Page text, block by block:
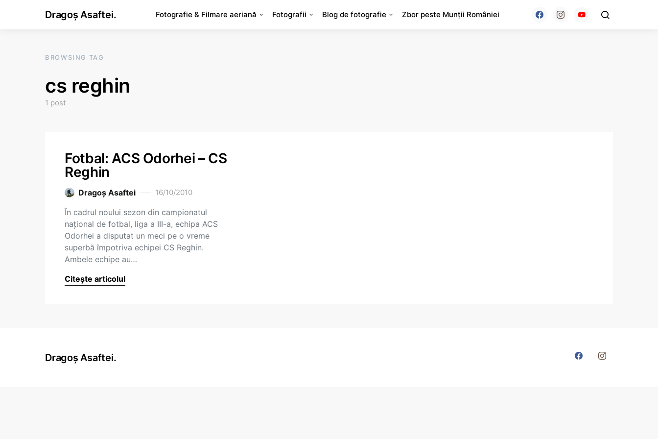
Dragoș Asaftei. Fotografie & Filmare aeriană Fotografii Blog de fotografie Zbor peste Munții României
BROWSING TAG
cs reghin
1 post
Fotbal: ACS Odorhei – CS
Reghin
Dragoş Asaftei 16/10/2010
În cadrul noului sezon din campionatul
naţional de fotbal, liga a III-a, echipa ACS
Odorhei a disputat un meci pe o vreme
superbă împotriva echipei CS Reghin.
Ambele echipe au…
Citește articolul
Dragoș Asaftei.